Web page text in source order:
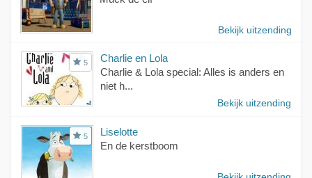
Bekijk uitzending
5
Charlie en Lola
Charlie & Lola special: Alles is anders en
niet h...
Bekijk uitzending
5
Liselotte
En de kerstboom